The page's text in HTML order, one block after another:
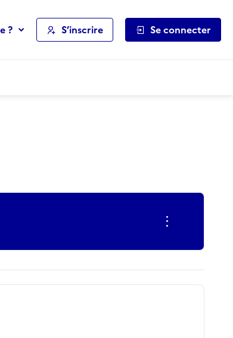
? S’inscrire Se connecter